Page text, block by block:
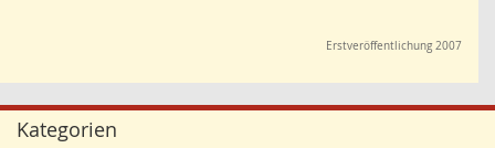
Erstveröffentlichung 2007
Kategorien